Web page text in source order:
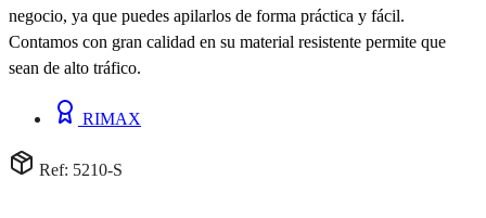
negocio, ya que puedes apilarlos de forma práctica y fácil.
Contamos con gran calidad en su material resistente permite que
sean de alto tráfico.
RIMAX
Ref: 5210-S